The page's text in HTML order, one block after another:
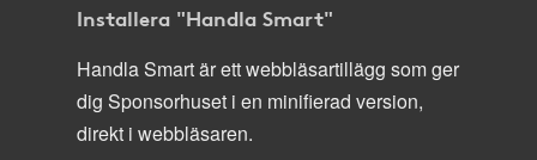
Installera "Handla Smart"
Handla Smart är ett webbläsartillägg som ger
dig Sponsorhuset i en minifierad version,
direkt i webbläsaren.